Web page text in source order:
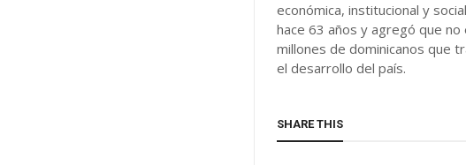
económica, institucional y
hace 63 años y agregó que
millones de dominicanos que
el desarrollo del país.
SHARE THIS